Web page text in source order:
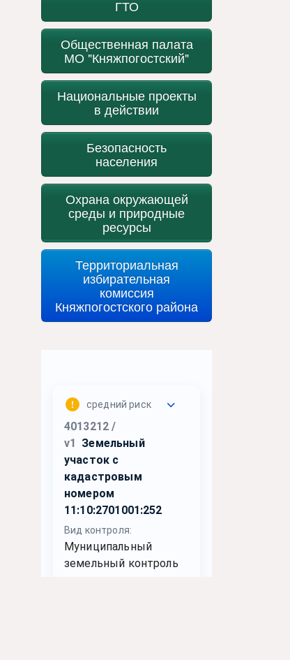
ГТО
Общественная палата
МО "Княжпогостский"
Национальные проекты
в действии
Безопасность
населения
Охрана окружающей
среды и природные
ресурсы
Территориальная
избирательная
комиссия
Княжпогостского района